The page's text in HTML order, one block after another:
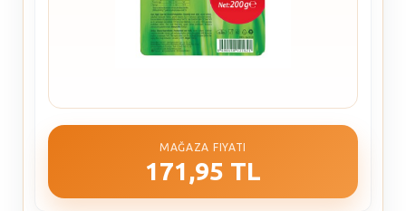
MAĞAZA FIYATI
171,95 TL